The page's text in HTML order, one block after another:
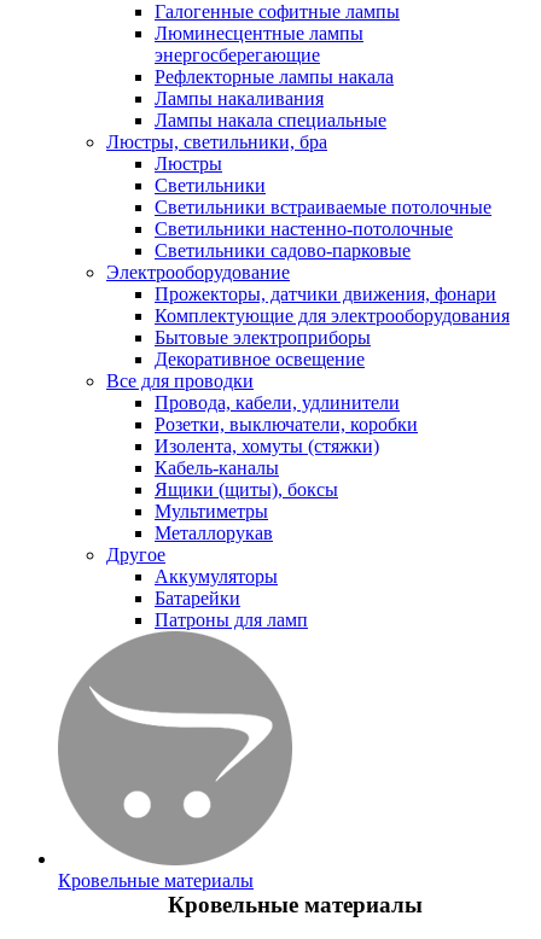
Галогенные софитные лампы
Люминесцентные лампы
энергосберегающие
Рефлекторные лампы накала
Лампы накаливания
Лампы накала специальные
Люстры, светильники, бра
Люстры
Светильники
Светильники встраиваемые потолочные
Светильники настенно-потолочные
Светильники садово-парковые
Электрооборудование
Прожекторы, датчики движения, фонари
Комплектующие для электрооборудования
Бытовые электроприборы
Декоративное освещение
Все для проводки
Провода, кабели, удлинители
Розетки, выключатели, коробки
Изолента, хомуты (стяжки)
Кабель-каналы
Ящики (щиты), боксы
Мультиметры
Металлорукав
Другое
Аккумуляторы
Батарейки
Патроны для ламп
Кровельные материалы
Кровельные материалы